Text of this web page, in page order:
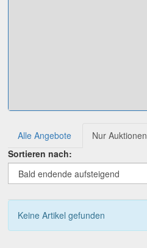
Alle Angebote Nur Auktionen
Sortieren nach:
Keine Artikel gefunden